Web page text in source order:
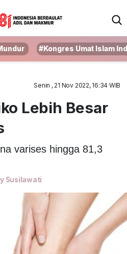
#Kongres Umat Islam
Senin , 21 Nov 2022, 16:34 WIB
Lebih Besar
varises hingga 81,3
Susilawati